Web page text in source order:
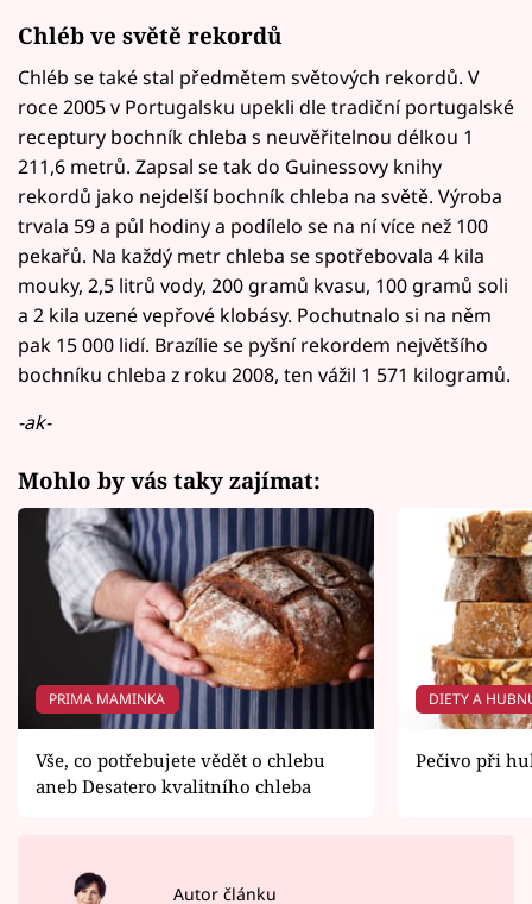
Chléb ve světě rekordů
Chléb se také stal předmětem světových rekordů. V
roce 2005 v Portugalsku upekli dle tradiční portugalské
receptury bochník chleba s neuvěřitelnou délkou 1
211,6 metrů. Zapsal se tak do Guinessovy knihy
rekordů jako nejdelší bochník chleba na světě. Výroba
trvala 59 a půl hodiny a podílelo se na ní více než 100
pekařů. Na každý metr chleba se spotřebovala 4 kila
mouky, 2,5 litrů vody, 200 gramů kvasu, 100 gramů soli
a 2 kila uzené vepřové klobásy. Pochutnalo si na něm
pak 15 000 lidí. Brazílie se pyšní rekordem největšího
bochníku chleba z roku 2008, ten vážil 1 571 kilogramů.
-ak-
Mohlo by vás taky zajímat:
PRIMA MAMINKA
Vše, co potřebujete vědět o chlebu
aneb Desatero kvalitního chleba
DIETY A
Pečivo při
Autor článku